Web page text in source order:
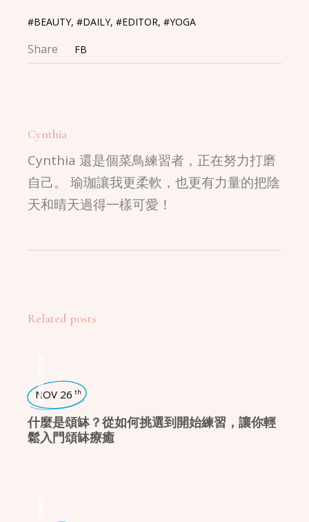
#BEAUTY,#DAILY,#EDITOR,#YOGA
Share FB
Cynthia
Cynthia 還是個菜鳥練習者，正在努力打磨
自己。 瑜珈讓我更柔軟，也更有力量的把陰
天和晴天過得一樣可愛！
Related posts
瑜珈話題
NOV 26 th
什麼是頌缽？從如何挑選到開始練習，讓你輕
鬆入門頌缽療癒